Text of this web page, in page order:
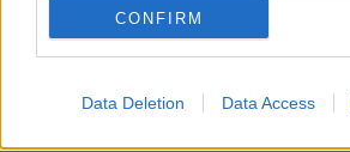
CONFIRM
Data Deletion Data Access
suede and red python. Inside lining
tanned natural leather to give your feet
breathability. Shoe laces made from